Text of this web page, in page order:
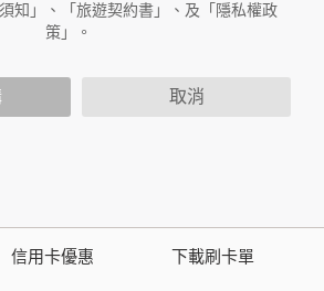
的任何身份識別資料。隱私權保護政策
公司或網站群，與非本站所僱用或管理
集您個人的資料。對於您主動提供的個
或連結網站有其個別的隱私權保護政
適用於本公司隱私權保護政策。
:
知」、「旅遊契約書」、及「隱私權政
策」。
取消
信用卡優惠 下載刷卡單